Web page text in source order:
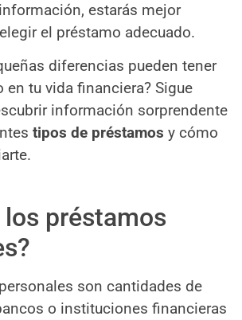
estarás mejor
el préstamo adecuado.
diferencias pueden tener
en tu vida financiera? Sigue
información sorprendente
tipos de préstamos y cómo
los préstamos
son cantidades de
o instituciones financieras